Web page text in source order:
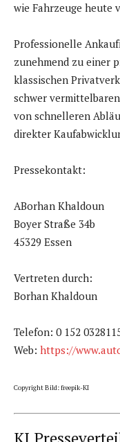
wie Fahrzeuge heute
Professionelle
zunehmend zu einer
klassischen
schwer
von schnelleren
direkter
Pressekontakt:
ABorhan Khaldoun
Boyer Straße 34b
45329 Essen
Vertreten durch:
Borhan Khaldoun
Telefon: 0 152
Web: https://
Copyright Bild: freepik-KI